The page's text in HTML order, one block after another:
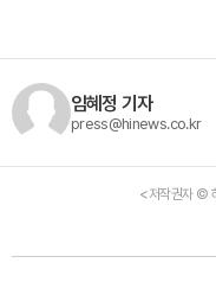
임혜정 기자
press@hinews.co.kr
<저작권자 ©